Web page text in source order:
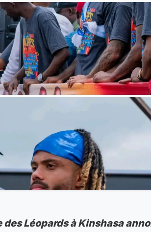
des Léopards à Kinshasa